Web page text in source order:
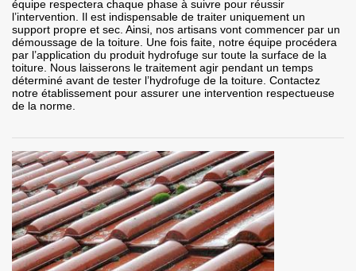
équipe respectera chaque phase à suivre pour réussir
l’intervention. Il est indispensable de traiter uniquement un
support propre et sec. Ainsi, nos artisans vont commencer par un
démoussage de la toiture. Une fois faite, notre équipe procédera
par l’application du produit hydrofuge sur toute la surface de la
toiture. Nous laisserons le traitement agir pendant un temps
déterminé avant de tester l’hydrofuge de la toiture. Contactez
notre établissement pour assurer une intervention respectueuse
de la norme.